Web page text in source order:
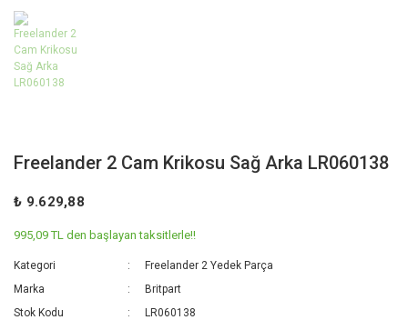
Freelander 2 Cam Krikosu Sağ Arka LR060138
₺ 9.629,88
995,09 TL den başlayan taksitlerle!!
Kategori
Freelander 2 Yedek Parça
Marka
Britpart
Stok Kodu
LR060138